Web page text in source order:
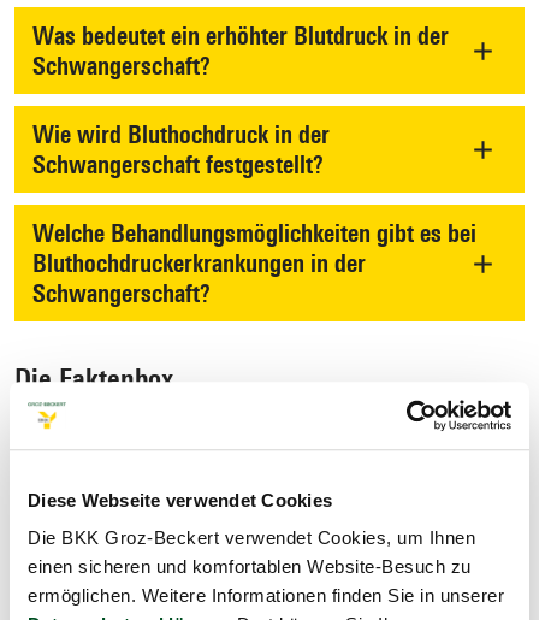
Diese Webseite verwendet Cookies
Die BKK Groz-Beckert verwendet Cookies, um Ihnen
einen sicheren und komfortablen Website-Besuch zu
ermöglichen. Weitere Informationen finden Sie in unserer
Was bedeutet ein erhöhter Blutdruck in der
Schwangerschaft?
Wie wird Bluthochdruck in der
Schwangerschaft festgestellt?
Welche Behandlungsmöglichkeiten gibt es bei
Bluthochdruckerkrankungen in der
Schwangerschaft?
Die Faktenbox
In der Faktenbox werden zwei Behandlungsstrategien bei
Bluthochdruckerkrankungen in der Schwangerschaft, das
Geburtseinleitung, hinsichtlich ihres Nutzens und Schadens für